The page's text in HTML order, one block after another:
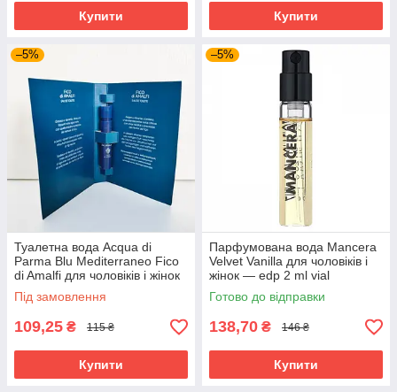
Купити Купити
–5%
Туалетна вода Acqua di
Parma Blu Mediterraneo Fico
di Amalfi для чоловіків і жінок
— edt 1.2 ml vial
Під замовлення
109,25 ₴ 115 ₴
Купити
–5%
Парфумована вода Mancera
Velvet Vanilla для чоловіків і
жінок — edp 2 ml vial
Готово до відправки
138,70 ₴ 146 ₴
Купити